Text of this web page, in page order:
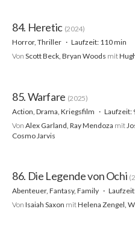
84. Heretic (2024)
Horror, Thriller
Laufzeit: 110 min
Von Scott Beck, Bryan Woods mit
85. Warfare (2025)
Action, Drama, Kriegsfilm
Laufzeit:
Von Alex Garland, Ray Mendoza mit
Cosmo Jarvis
86. Die Legende von Ochi
Abenteuer, Fantasy, Family
Von Isaiah Saxon mitHelena Zengel,